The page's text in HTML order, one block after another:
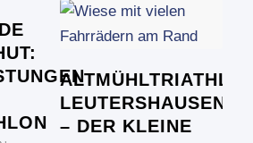
LEUTERSHAUSEN
– DER KLEINE